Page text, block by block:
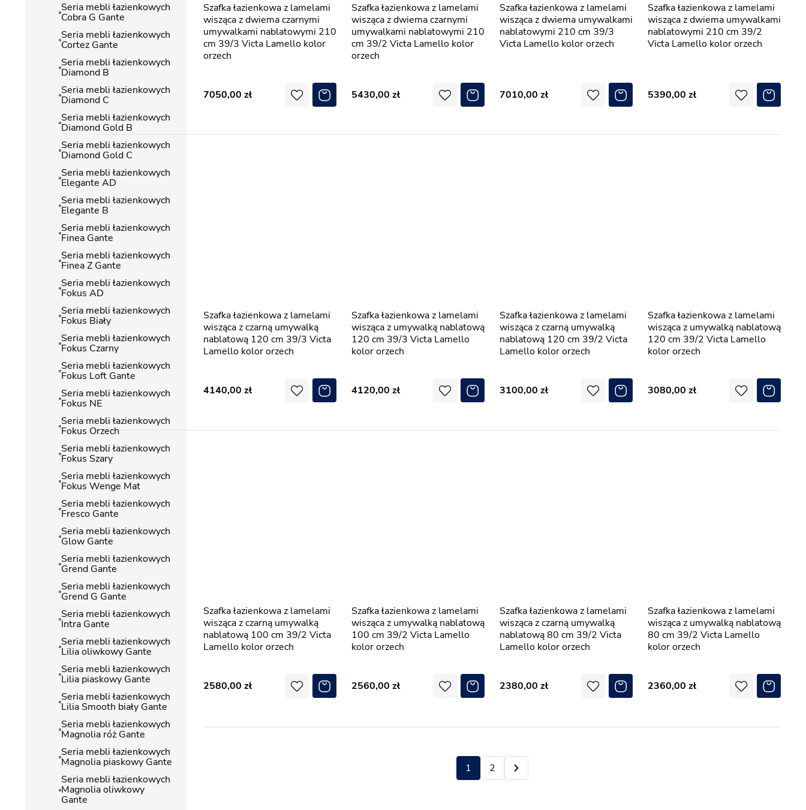
Szafka łazienkowa z lamelami
wisząca z dwiema czarnymi
umywalkami nablatowymi 210
cm 39/3 Victa Lamello kolor
orzech
7050,00
Szafka łazienkowa z lamelami
wisząca z dwiema czarnymi
umywalkami nablatowymi 210
cm 39/2 Victa Lamello kolor
orzech
5430,00
Szafka łazienkowa z lamelami
wisząca z dwiema umywalkami
nablatowymi 210 cm 39/3
Victa Lamello kolor orzech
7010,00
Szafka łazienkowa z lamelami
wisząca z dwiema umywalkami
nablatowymi 210 cm 39/2
Victa Lamello kolor orzech
5390,00
Szafka łazienkowa z lamelami
wisząca z czarną umywalką
nablatową 120 cm 39/3 Victa
Lamello kolor orzech
4140,00
Szafka łazienkowa z lamelami
wisząca z umywalką nablatową
120 cm 39/3 Victa Lamello
kolor orzech
4120,00
Szafka łazienkowa z lamelami
wisząca z czarną umywalką
nablatową 120 cm 39/2 Victa
Lamello kolor orzech
3100,00
Szafka łazienkowa z lamelami
wisząca z umywalką nablatową
120 cm 39/2 Victa Lamello
kolor orzech
3080,00
Szafka łazienkowa z lamelami
wisząca z czarną umywalką
nablatową 100 cm 39/2 Victa
Lamello kolor orzech
2580,00
Szafka łazienkowa z lamelami
wisząca z umywalką nablatową
100 cm 39/2 Victa Lamello
kolor orzech
2560,00
Szafka łazienkowa z lamelami
wisząca z czarną umywalką
nablatową 80 cm 39/2 Victa
Lamello kolor orzech
2380,00
Szafka łazienkowa z lamelami
wisząca z umywalką nablatową
80 cm 39/2 Victa Lamello
kolor orzech
2360,00
1 2
Seria mebli łazienkowych
Cobra G Gante
Seria mebli łazienkowych
Cortez Gante
Seria mebli łazienkowych
Diamond B
Seria mebli łazienkowych
Diamond C
Seria mebli łazienkowych
Diamond Gold B
Seria mebli łazienkowych
Diamond Gold C
Seria mebli łazienkowych
Elegante AD
Seria mebli łazienkowych
Elegante B
Seria mebli łazienkowych
Finea Gante
Seria mebli łazienkowych
Finea Z Gante
Seria mebli łazienkowych
Fokus AD
Seria mebli łazienkowych
Fokus Biały
Seria mebli łazienkowych
Fokus Czarny
Seria mebli łazienkowych
Fokus Loft Gante
Seria mebli łazienkowych
Fokus NE
Seria mebli łazienkowych
Fokus Orzech
Seria mebli łazienkowych
Fokus Szary
Seria mebli łazienkowych
Fokus Wenge Mat
Seria mebli łazienkowych
Fresco Gante
Seria mebli łazienkowych
Glow Gante
Seria mebli łazienkowych
Grend Gante
Seria mebli łazienkowych
Grend G Gante
Seria mebli łazienkowych
Intra Gante
Seria mebli łazienkowych
Lilia oliwkowy Gante
Seria mebli łazienkowych
Lilia piaskowy Gante
Seria mebli łazienkowych
Lilia Smooth biały Gante
Seria mebli łazienkowych
Magnolia róż Gante
Seria mebli łazienkowych
Magnolia piaskowy Gante
Seria mebli łazienkowych
Magnolia oliwkowy
Gante